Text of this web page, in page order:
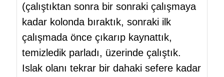
(çalıştıktan sonra bir sonraki çalışmaya
kadar kolonda bıraktık, sonraki ilk
çalışmada önce çıkarıp kaynattık,
temizledik parladı, üzerinde çalıştık.
Islak olanı tekrar bir dahaki sefere kadar